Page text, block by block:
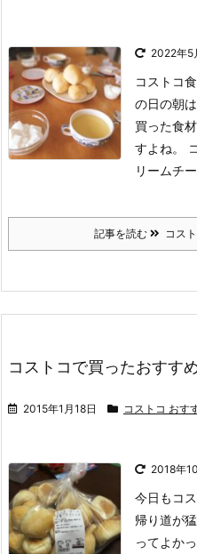
2022年5
コストコ
の日の朝
買った食
すよね。
リームチ
記事を読む コス
コストコで買ったおすす
2015年1月18日 コストコ おす
2018年
今日もコ
帰り道が
ってよか